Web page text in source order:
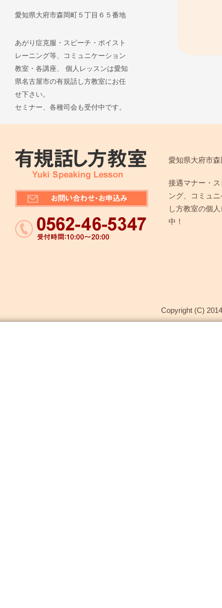
愛知県大府市森岡町５丁目６５番地
あがり症克服・スピーチ・ボイスト
レーニング等、コミュニケーション
教室・各講座、 個人レッスンは愛知
県名古屋市の有規話し方教室にお任
せ下さい。
セミナー、各種司会も受付中です。
愛知県大府市
接遇マナー・
ング、コミュ
し方教室の個
中！
Copyright (C)